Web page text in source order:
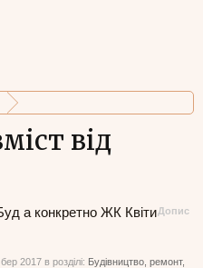
від
Допис
а конкретно ЖК Квіти
2017 в розділі: Будівництво, ремонт,